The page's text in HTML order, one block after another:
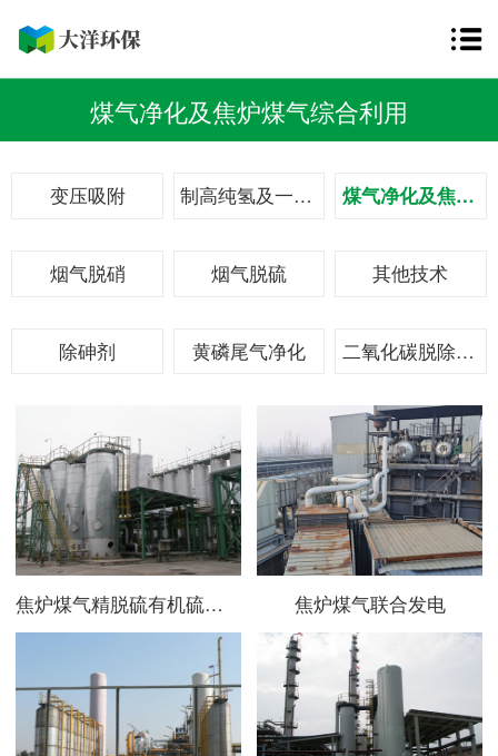
煤气净化及焦炉煤气综合利用
变压吸附 制高纯氢及一体化加氢站 煤气净化及焦炉煤气综合利用
烟气脱硝 烟气脱硫 其他技术
除砷剂 黄磷尾气净化 二氧化碳脱除回收技术
焦炉煤气精脱硫有机硫、总硫 焦炉煤气联合发电